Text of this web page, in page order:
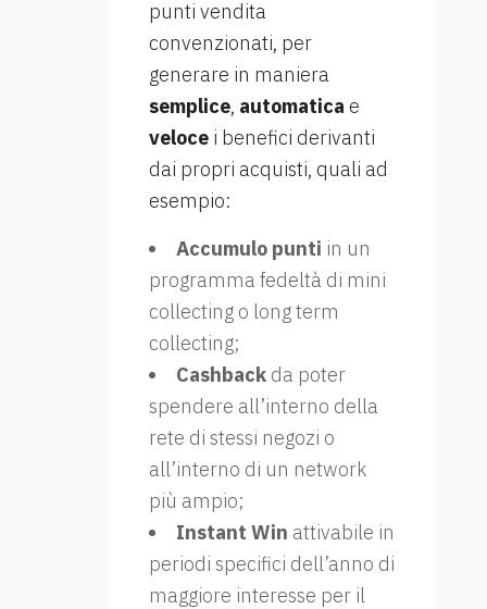
punti vendita
convenzionati, per
generare in maniera
semplice, automatica e
veloce i benefici derivanti
dai propri acquisti, quali ad
esempio:
Accumulo punti in un
programma fedeltà di mini
collecting o long term
collecting;
Cashback da poter
spendere all’interno della
rete di stessi negozi o
all’interno di un network
più ampio;
Instant Win attivabile in
periodi specifici dell’anno di
maggiore interesse per il